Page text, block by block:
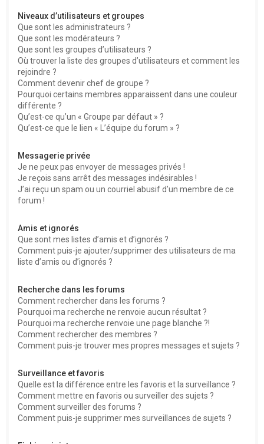
Niveaux d’utilisateurs et groupes
Que sont les administrateurs ?
Que sont les modérateurs ?
Que sont les groupes d’utilisateurs ?
Où trouver la liste des groupes d’utilisateurs et comment les
rejoindre ?
Comment devenir chef de groupe ?
Pourquoi certains membres apparaissent dans une couleur
différente ?
Qu’est-ce qu’un « Groupe par défaut » ?
Qu’est-ce que le lien « L’équipe du forum » ?
Messagerie privée
Je ne peux pas envoyer de messages privés !
Je reçois sans arrêt des messages indésirables !
J’ai reçu un spam ou un courriel abusif d’un membre de ce
forum !
Amis et ignorés
Que sont mes listes d’amis et d’ignorés ?
Comment puis-je ajouter/supprimer des utilisateurs de ma
liste d’amis ou d’ignorés ?
Recherche dans les forums
Comment rechercher dans les forums ?
Pourquoi ma recherche ne renvoie aucun résultat ?
Pourquoi ma recherche renvoie une page blanche ?!
Comment rechercher des membres ?
Comment puis-je trouver mes propres messages et sujets ?
Surveillance et favoris
Quelle est la différence entre les favoris et la surveillance ?
Comment mettre en favoris ou surveiller des sujets ?
Comment surveiller des forums ?
Comment puis-je supprimer mes surveillances de sujets ?